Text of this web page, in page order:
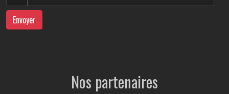
Envoyer
Nos partenaires